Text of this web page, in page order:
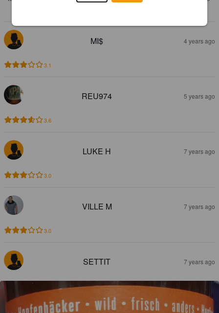
MI$ 4 years ago
3.1
REU974 5 years ago
3.6
LUKE H 7 years ago
3.0
VILLE M 7 years ago
3.0
SETTIT 7 years ago